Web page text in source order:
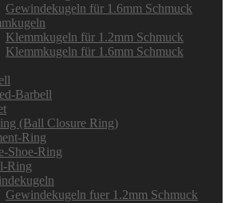
Gewindekugeln für 1.6mm Schmuck
Klemmkugeln für 1.2mm Schmuck
Klemmkugeln für 1.6mm Schmuck
Barbell
(Ball Closure Ring)
Ring
Shoe-Ring
Ring
Gewindekugeln fuer 1.2mm Schmuck